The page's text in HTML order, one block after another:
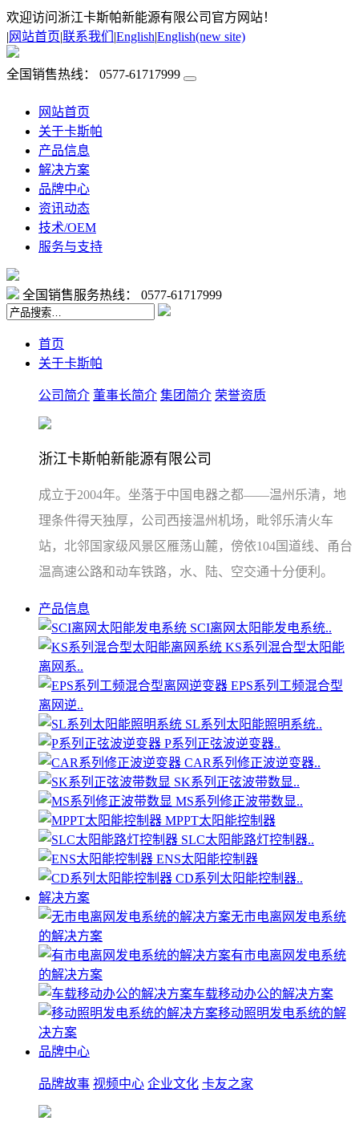
欢迎访问浙江卡斯帕新能源有限公司官方网站！
| 网站首页|联系我们 |English|English(new site)
全国销售热线： 0577-61717999
网站首页
关于卡斯帕
产品信息
解决方案
品牌中心
资讯动态
技术/OEM
服务与支持
全国销售服务热线： 0577-61717999
首页
关于卡斯帕
公司简介 董事长简介 集团简介 荣誉资质
浙江卡斯帕新能源有限公司
成立于2004年。坐落于中国电器之都——温州乐清，地
理条件得天独厚，公司西接温州机场，毗邻乐清火车
站，北邻国家级风景区雁荡山麓，傍依104国道线、甬台
温高速公路和动车铁路，水、陆、空交通十分便利。
产品信息
SCI离网太阳能发电系统..
KS系列混合型太阳能
离网系..
EPS系列工频混合型
离网逆..
SL系列太阳能照明系统..
P系列正弦波逆变器..
CAR系列修正波逆变器..
SK系列正弦波带数显..
MS系列修正波带数显..
MPPT太阳能控制器
SLC太阳能路灯控制器..
ENS太阳能控制器
CD系列太阳能控制器..
解决方案
无市电离网发电系统
的解决方案
有市电离网发电系统
的解决方案
车载移动办公的解决方案
移动照明发电系统的解
决方案
品牌中心
品牌故事 视频中心 企业文化 卡友之家